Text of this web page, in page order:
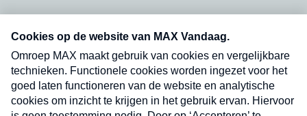
nieuwsbrief. Elke vrijdag- en dinsdagochtend in
uw mailbox.
Verzend